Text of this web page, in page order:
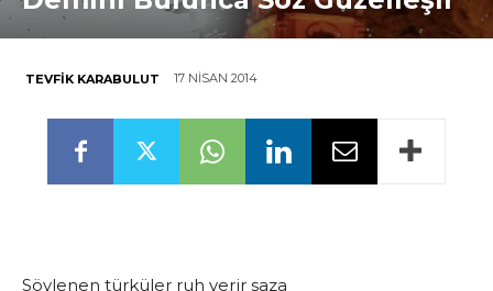
TEVFIK KARABULUT 17 NISAN 2014
Söylenen türküler ruh verir saza